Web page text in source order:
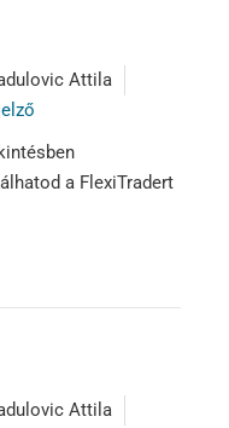
Attila
a FlexiTradert
Attila